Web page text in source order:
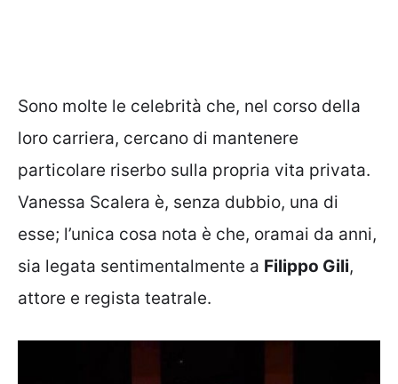
Sono molte le celebrità che, nel corso della
loro carriera, cercano di mantenere
particolare riserbo sulla propria vita privata.
Vanessa Scalera è, senza dubbio, una di
esse; l’unica cosa nota è che, oramai da anni,
sia legata sentimentalmente a Filippo Gili,
attore e regista teatrale.